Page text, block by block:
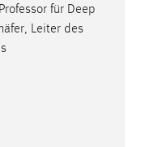
Professor für Deep
Leiter des